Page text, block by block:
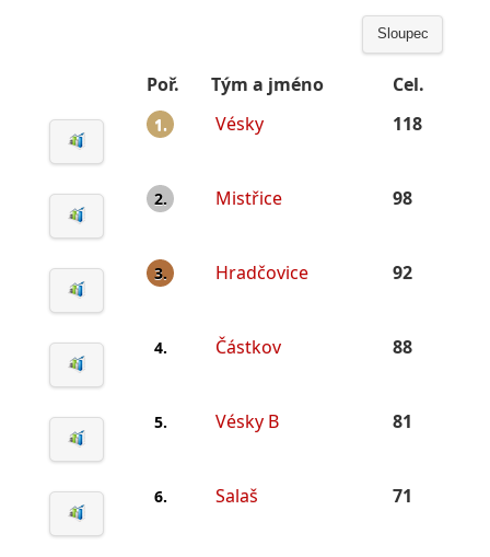
Sloupec
Poř. Tým a jméno Cel.
1. Vésky 118
2. Mistřice 98
3. Hradčovice 92
4. Částkov 88
5. Vésky B 81
6. Salaš 71